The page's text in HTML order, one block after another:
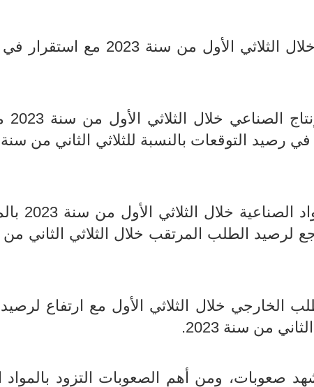
- ​​​​​​​​​​​​​​ارتفاع للرصيد الخاص بالوضع العام خلال الثلاثي الأول من
-
- ارتفاع في رصيد الطلب
الرابع من سنة 2022 مع تراجع لرصيد الطلب المرتقب خلال الثلاثي
الخارجي خلال الثلاثي الأول مع ارتفاع لرصيد
من سنة 2023.
ومن أهم الصعوبات التزود بالمواد